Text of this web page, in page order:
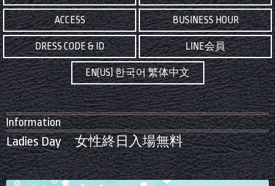
ACCESS BUSINESS HOUR
DRESS CODE & ID LINE会員
EN(US) 한국어 繁体中文
Information
Ladies Day 女性終日入場無料